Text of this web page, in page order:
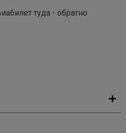
туда - обратно